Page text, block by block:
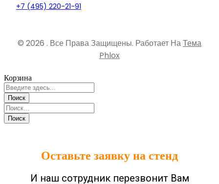
+7 (495) 220-21-91
© 2026 . Все Права Защищены. Работает НаТема
Phlox
Корзина
Оставьте заявку на стенд
И наш сотрудник перезвонит Вам